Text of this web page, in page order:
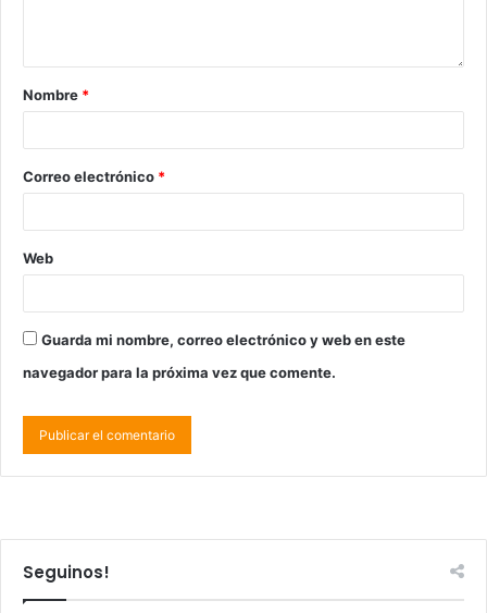
Nombre *
Correo electrónico *
Web
Guarda mi nombre, correo electrónico y web en este
navegador para la próxima vez que comente.
Seguinos!